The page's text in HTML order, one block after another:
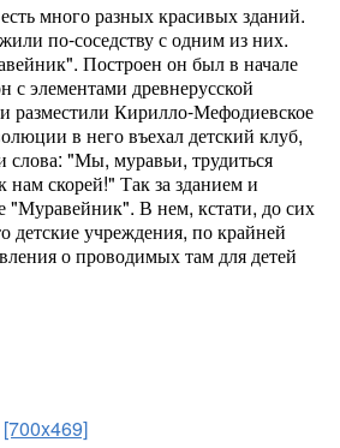
много разных красивых зданий.
по-соседству с одним из них.
Построен он был в начале
с элементами древнерусской
разместили Кирилло-Мефодиевское
в него въехал детский клуб,
слова: "Мы, муравьи, трудиться
скорей!" Так за зданием и
"Муравейник". В нем, кстати, до сих
детские учреждения, по крайней
о проводимых там для детей
[700x469]